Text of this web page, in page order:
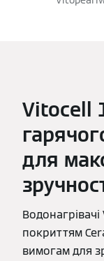
Vitocell
для
покриттям
вимогам для